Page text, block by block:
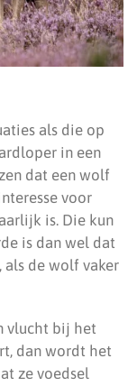
als die op
in een
dat een wolf
voor
is. Die kun
is dan wel dat
als de wolf vaker
vlucht bij het
dan wordt het
ze voedsel